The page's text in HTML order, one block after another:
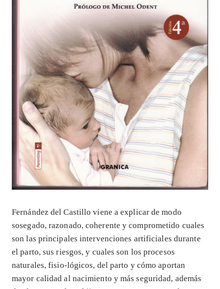
Fernández del Castillo viene a explicar de modo
sosegado, razonado, coherente y comprometido cuales
son las principales intervenciones artificiales durante
el parto, sus riesgos, y cuales son los procesos
naturales, fisio-lógicos, del parto y cómo aportan
mayor calidad al nacimiento y más seguridad, además